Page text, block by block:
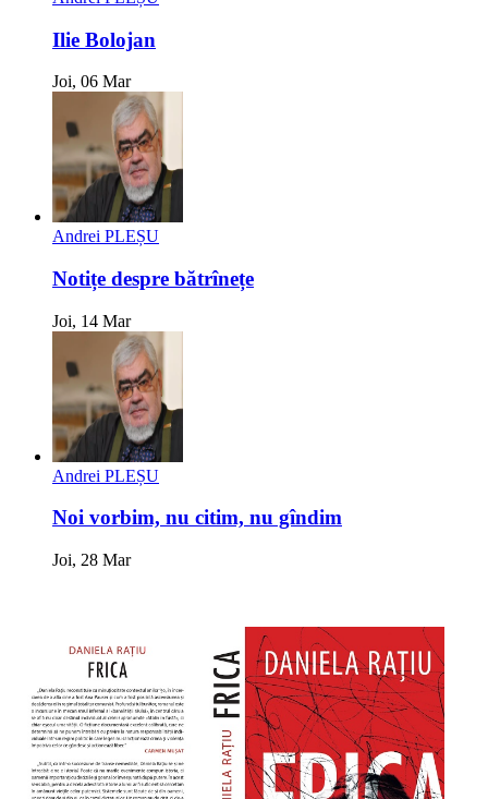
Ilie Bolojan
Joi, 06 Mar
Andrei PLEȘU
Notițe despre bătrînețe
Joi, 14 Mar
Andrei PLEȘU
Noi vorbim, nu citim, nu gîndim
Joi, 28 Mar